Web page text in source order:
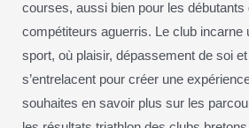
courses, aussi bien pour les débutants
compétiteurs aguerris. Le club incarne
sport, où plaisir, dépassement de soi
s’entrelacent pour créer une
souhaites en savoir plus sur les